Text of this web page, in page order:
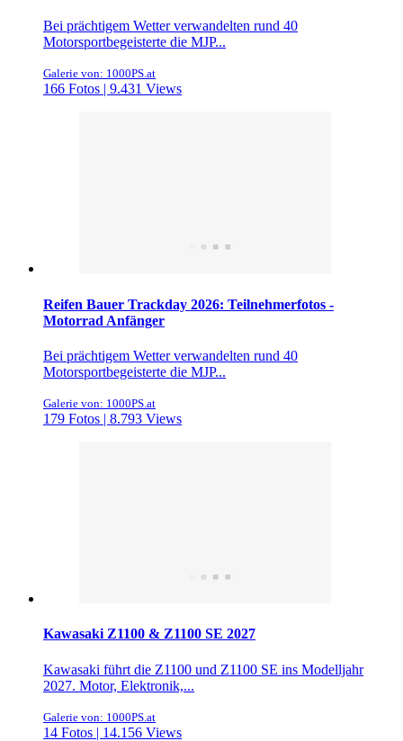
Bei prächtigem Wetter verwandelten rund 40
Motorsportbegeisterte die MJP...
Galerie von: 1000PS.at
166 Fotos | 9.431 Views
Reifen Bauer Trackday 2026: Teilnehmerfotos -
Motorrad Anfänger
Bei prächtigem Wetter verwandelten rund 40
Motorsportbegeisterte die MJP...
Galerie von: 1000PS.at
179 Fotos | 8.793 Views
Kawasaki Z1100 & Z1100 SE 2027
Kawasaki führt die Z1100 und Z1100 SE ins Modelljahr
2027. Motor, Elektronik,...
Galerie von: 1000PS.at
14 Fotos | 14.156 Views